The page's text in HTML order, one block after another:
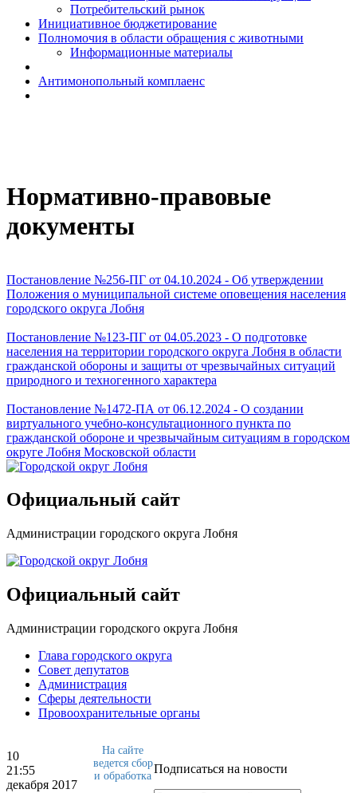
Потребительский рынок
Инициативное бюджетирование
Полномочия в области обращения с животными
Информационные материалы
Антимонопольный комплаенс
Н​ормативно-правовые
документы
Постановление №256-ПГ от 04.10.2024 - Об утверждении
Положения о муниципальной системе оповещения населения
городского округа Лобня
Постановление №123-ПГ от 04.05.2023 - О подготовке
населения на территории городского округа Лобня в области
гражданской обороны и защиты от чрезвычайных ситуаций
природного и техногенного характера
Постановление №1472-ПА от 06.12.2024 - О создании
виртуального учебно-консультационного пункта по
гражданской обороне и чрезвычайным ситуациям в городском
округе Лобня Московской области
Официальный сайт
Администрации городского округа Лобня
Официальный сайт
Администрации городского округа Лобня
Глава городского округа
Совет депутатов
Администрация
Сферы деятельности
Провоохранительные органы
10
21:55
декабря 2017
Подписаться на новости
На сайте
ведется сбор
и обработка